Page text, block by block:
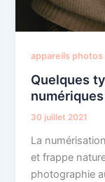
appareils photos
Quelques
numériques
30 juillet 2021
La
et frappe
photographie